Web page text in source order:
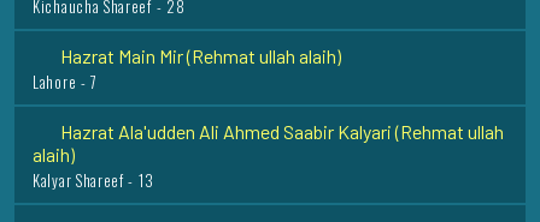
Hazrat Main Mir (Rehmat ullah alaih)
Lahore - 7
Hazrat Ala'udden Ali Ahmed Saabir Kalyari (Rehmat ullah
alaih)
Kalyar Shareef - 13
Hazrat Khawaja Ali Ramitani Al Azizan Razi Allah Anhu